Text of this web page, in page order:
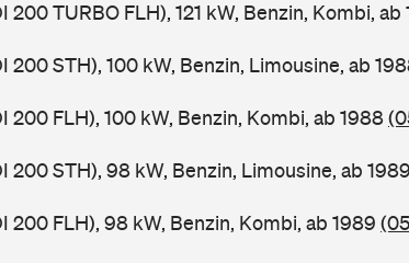
200 TURBO FLH), 121 kW, Benzin, Kombi, ab
200 STH), 100 kW, Benzin, Limousine, ab
200 FLH), 100 kW, Benzin, Kombi, ab 1988
200 STH), 98 kW, Benzin, Limousine, ab 1989
200 FLH), 98 kW, Benzin, Kombi, ab 1989